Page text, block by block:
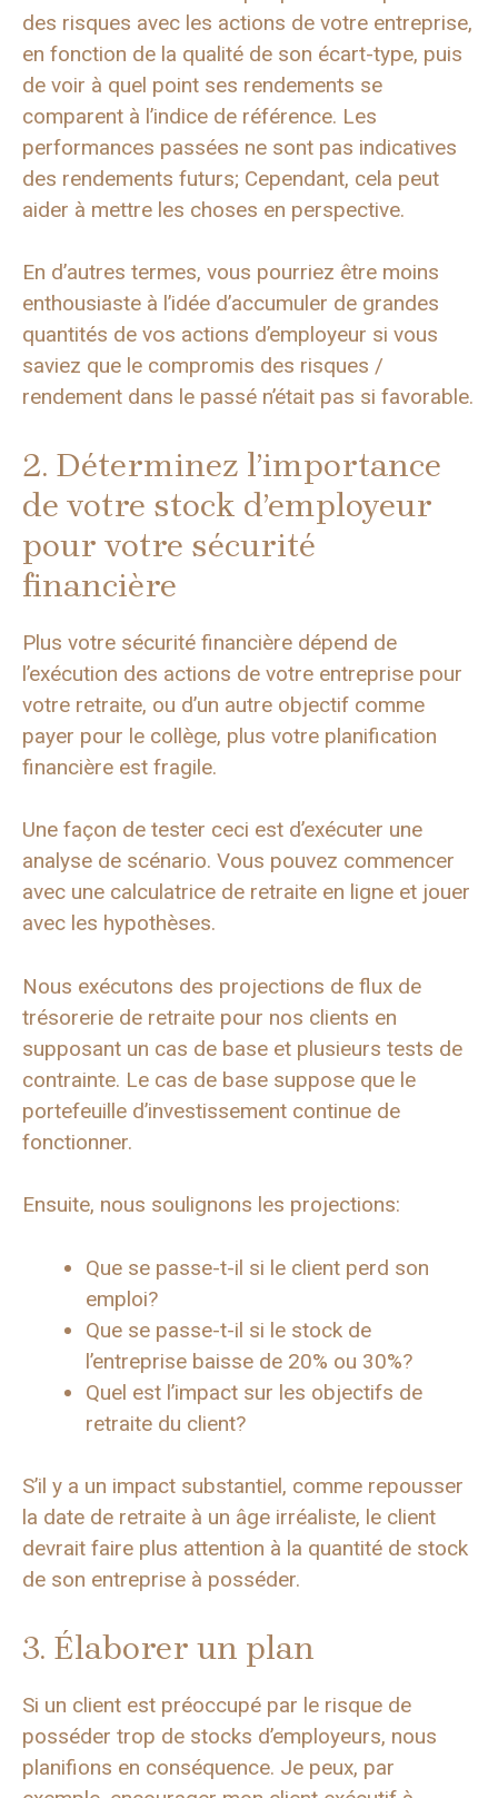
des risques avec les actions de votre entreprise,
en fonction de la qualité de son écart-type, puis
de voir à quel point ses rendements se
comparent à l’indice de référence. Les
performances passées ne sont pas indicatives
des rendements futurs; Cependant, cela peut
aider à mettre les choses en perspective.
En d’autres termes, vous pourriez être moins
enthousiaste à l’idée d’accumuler de grandes
quantités de vos actions d’employeur si vous
saviez que le compromis des risques /
rendement dans le passé n’était pas si favorable.
2. Déterminez l’importance
de votre stock d’employeur
pour votre sécurité
financière
Plus votre sécurité financière dépend de
l’exécution des actions de votre entreprise pour
votre retraite, ou d’un autre objectif comme
payer pour le collège, plus votre planification
financière est fragile.
Une façon de tester ceci est d’exécuter une
analyse de scénario. Vous pouvez commencer
avec une calculatrice de retraite en ligne et jouer
avec les hypothèses.
Nous exécutons des projections de flux de
trésorerie de retraite pour nos clients en
supposant un cas de base et plusieurs tests de
contrainte. Le cas de base suppose que le
portefeuille d’investissement continue de
fonctionner.
Ensuite, nous soulignons les projections:
Que se passe-t-il si le client perd son
emploi?
Que se passe-t-il si le stock de
l’entreprise baisse de 20% ou 30%?
Quel est l’impact sur les objectifs de
retraite du client?
S’il y a un impact substantiel, comme repousser
la date de retraite à un âge irréaliste, le client
devrait faire plus attention à la quantité de stock
de son entreprise à posséder.
3. Élaborer un plan
Si un client est préoccupé par le risque de
posséder trop de stocks d’employeurs, nous
planifions en conséquence. Je peux, par